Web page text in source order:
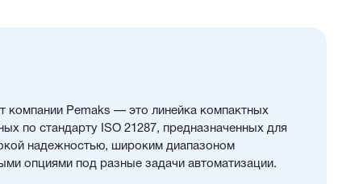
компании Pemaks — это линейка компактных
по стандарту ISO 21287, предназначенных для
надежностью, широким диапазоном
опциями под разные задачи автоматизации.